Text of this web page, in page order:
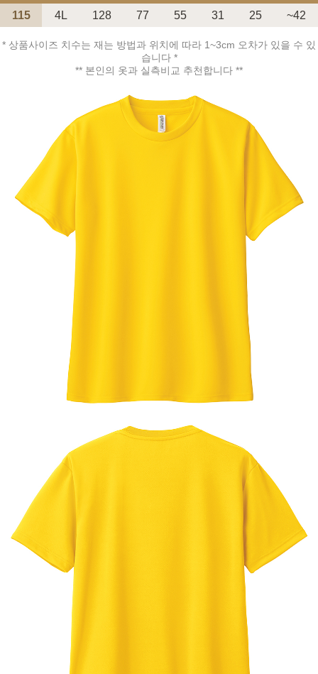
PAYCO 바로구매
115 4L 128 77 55 31 25 ~42
* 상품사이즈 치수는 재는 방법과 위치에 따라 1~3cm 오차가 있을 수 있
습니다 *
** 본인의 옷과 실측비교 추천합니다 **